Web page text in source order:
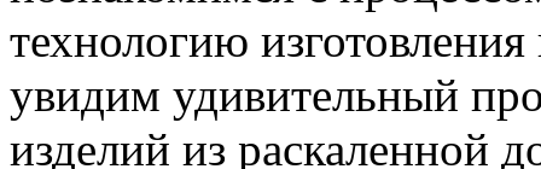
технологию
увидим удивительный
изделий из раскаленной